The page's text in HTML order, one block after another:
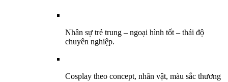
Nhân sự trẻ trung – ngoại hình tốt – thái độ
chuyên nghiệp.
Cosplay theo concept, nhân vật, màu sắc thương